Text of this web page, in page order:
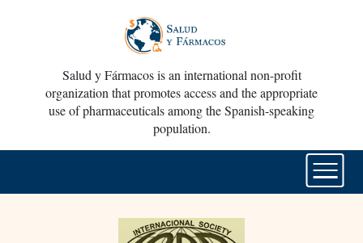
Salud y Fármacos is an international non-profit
organization that promotes access and the appropriate
use of pharmaceuticals among the Spanish-speaking
population.